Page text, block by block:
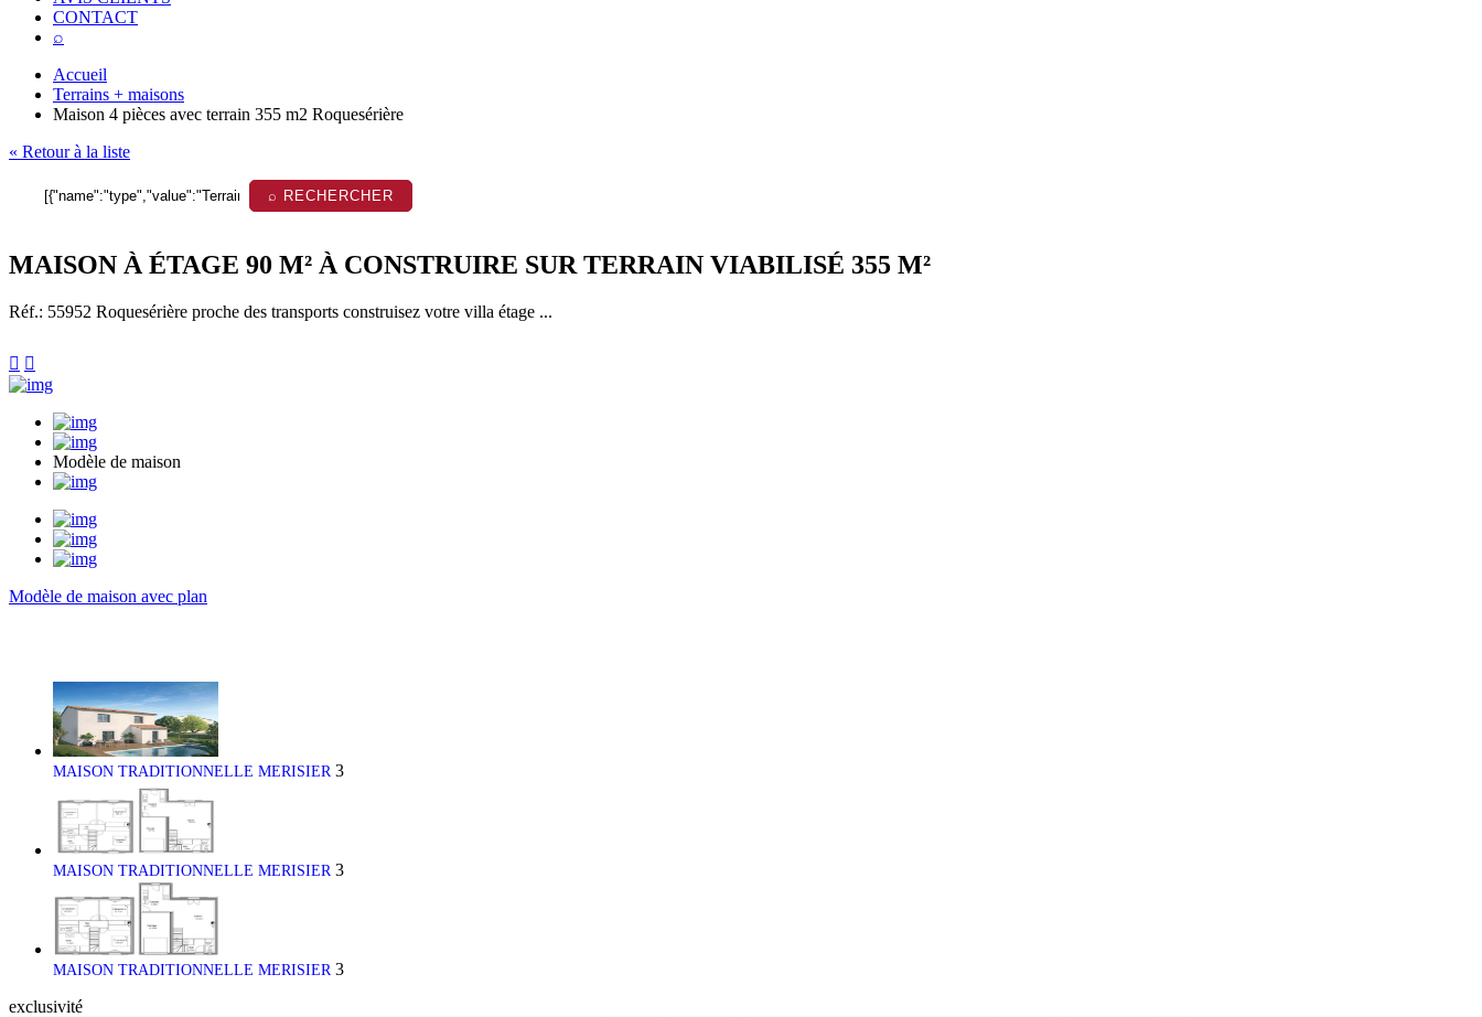
CONTACT
⌕
Accueil
Terrains + maisons
Maison 4 pièces avec terrain 355 m2 Roquesérière
« Retour à la liste
⌕ RECHERCHER
MAISON À ÉTAGE 90 M² À CONSTRUIRE SUR TERRAIN VIABILISÉ 355 M²
Réf.: 55952 Roquesérière proche des transports construisez votre villa étage ...
 
Modèle de maison
Modèle de maison avec plan
MAISON TRADITIONNELLE MERISIER 3
MAISON TRADITIONNELLE MERISIER 3
MAISON TRADITIONNELLE MERISIER 3
exclusivité